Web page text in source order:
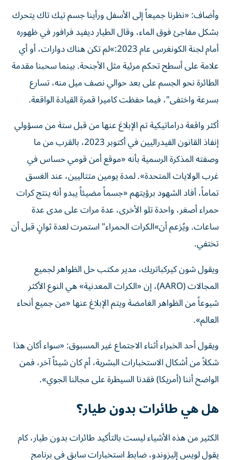
وأضاف: «نظرنا جميعاً إلى الأسفل ورأينا جسم تيك تاك يتحرك
بشكل مفاجئ فوق الماء، وقال الطيار ديفيد فرافور في ظهوره
أمام لجنة الكونغرس عام 2023:»لم تكن هناك دوارات، أو أي
علامة على أسطح تحكم مرئية مثل الأجنحة. بينما سحبنا مقدمة
الطائرة نحو الجسم على بعد حوالي نصف ميل منه، تسارع
بسرعة واختفى"، فيما حفظت كاميرا قمرة القيادة الواقعة.
أكثر واقعة دراماتيكية تم الإبلاغ عنها من قبل ستة من مسؤولي
إنفاذ القانون الفيدراليين في أكتوبر 2023، بالقرب من ما
وصفته المذكرة الرسمية بأنه «موقع أمن قومي حساس في
غرب الولايات المتحدة». لمدة يومين متتاليين، عند الغسق
تماماً، أفاد الشهود برؤيتهم «جسماً مضيئاً يبدو أنه ينتج كرات
حمراء أصغر، واحدة تلو الأخرى، عدة مرات على مدى عدة
ساعات. ويُزعم أن»الكرات الحمراء" استمرت لعدة ثوانٍ قبل أن
تختفي.
ويقول شون كيركباتريك، مدير مكتب حل الظواهر لجميع
المجالات (AARO)، إن «الكرات المعدنية» هي النوع الأكثر
شيوعاً من الظواهر الغامضة ويتم الإبلاغ عنها «من جميع أنحاء
العالم».
ويقول أحد الخبراء أثناء الاجتماع غير المسبوق: «سواء أكان هذا
شكلاً من أشكال الاستخبارات البشرية، أم كان شيئاً آخر، فمن
الواضح أننا (أمريكا) فقدنا السيطرة على مجالنا الجوي».
هل هي طائرات بدون طيار؟
الكثير من هذه الأشياء ليست بالتأكيد طائرات بدون طيار، كام
يقول لويس إليزوندو، ضابط استخبارات سابق في برنامج